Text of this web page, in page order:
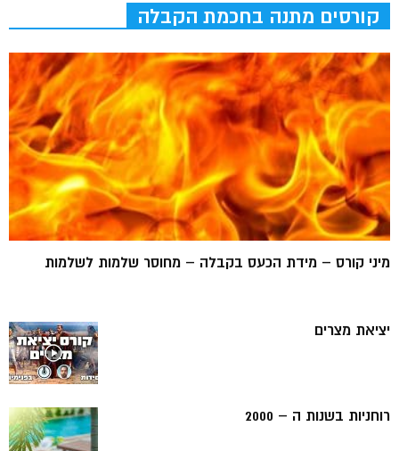
קורסים מתנה בחכמת הקבלה
מיני קורס – מידת הכעס בקבלה – מחוסר שלמות לשלמות
יציאת מצרים
רוחניות בשנות ה – 2000